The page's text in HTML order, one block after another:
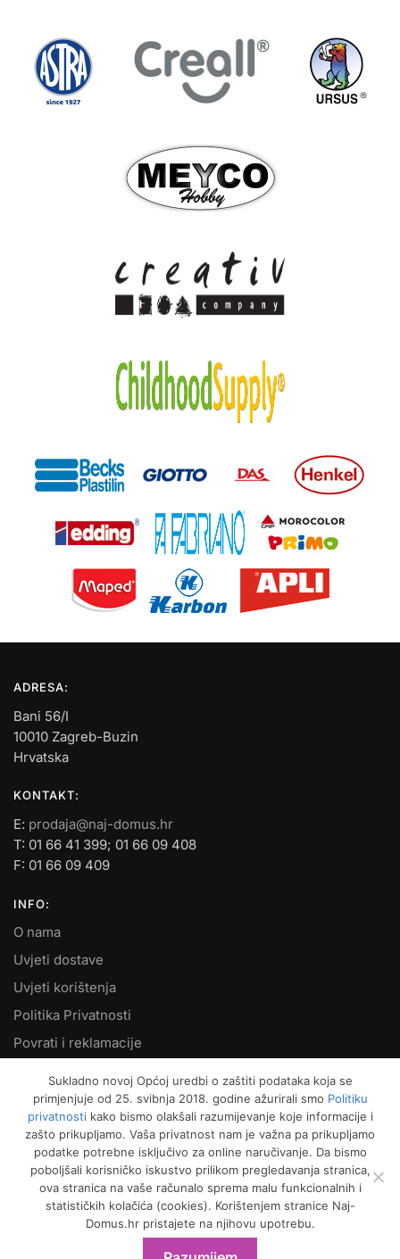
ADRESA:
Bani 56/I
10010 Zagreb-Buzin
Hrvatska
KONTAKT:
E: prodaja@naj-domus.hr
T: 01 66 41 399; 01 66 09 408
F: 01 66 09 409
INFO:
O nama
Uvjeti dostave
Uvjeti korištenja
Politika Privatnosti
Povrati i reklamacije
MOJ RAČUN:
Moje narudžbe
Kako naručiti
Način plaćanja
Garancija kvalitete
Sukladno novoj Općoj uredbi o zaštiti podataka koja se
primjenjuje od 25. svibnja 2018. godine ažurirali smo Politiku
privatnostikako bismo olakšali razumijevanje koje informacije i
zašto prikupljamo. Vaša privatnost nam je važna pa prikupljamo
podatke potrebne isključivo za online naručivanje. Da bismo
poboljšali korisničko iskustvo prilikom pregledavanja stranica,
ova stranica na vaše računalo sprema malu funkcionalnih i
statističkih kolačića (cookies). Korištenjem stranice Naj-
Domus.hr pristajete na njihovu upotrebu.